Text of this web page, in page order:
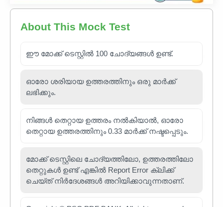
About This Mock Test
ഈ മോക്ക് ടെസ്റ്റിൽ 100 ചോദ്യങ്ങൾ ഉണ്ട്.
ഓരോ ശരിയായ ഉത്തരത്തിനും ഒരു മാർക്ക്
ലഭിക്കും.
നിങ്ങൾ തെറ്റായ ഉത്തരം നൽകിയാൽ, ഓരോ
തെറ്റായ ഉത്തരത്തിനും 0.33 മാർക്ക് നഷ്ടപ്പെടും.
മോക്ക് ടെസ്റ്റിലെ ചോദ്യത്തിലോ, ഉത്തരത്തിലോ
തെറ്റുകൾ ഉണ്ട് എങ്കിൽ Report Error ക്ലിക്ക്
ചെയ്ത് നിർദേശങ്ങൾ അറിയിക്കാവുന്നതാണ്.